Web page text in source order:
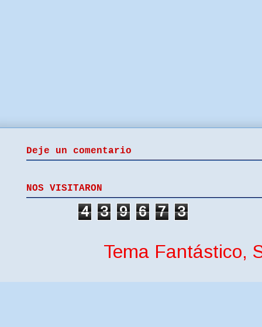
Deje un comentario
NOS VISITARON
4 3 9 6 7 3
Tema Fantástico,